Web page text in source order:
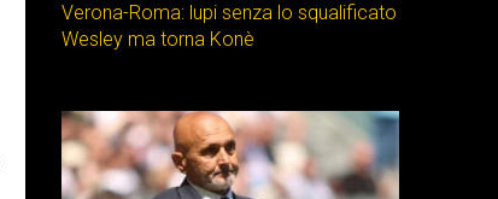
Verona-Roma: lupi senza lo squalificato
Wesley ma torna Konè